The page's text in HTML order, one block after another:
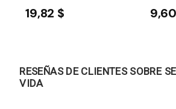
19,82 $
RESEÑAS DE CLIENTES SOBRE
VIDA